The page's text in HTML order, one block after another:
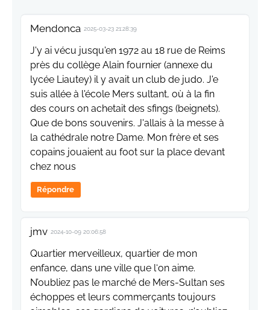
Mendonca 2025-03-23 21:28:39
J'y ai vécu jusqu'en 1972 au 18 rue de Reims
près du collège Alain fournier (annexe du
lycée Liautey) il y avait un club de judo. J'e
suis allée à l'école Mers sultant, où à la fin
des cours on achetait des sfings (beignets).
Que de bons souvenirs. J'allais à la messe à
la cathédrale notre Dame. Mon frère et ses
copains jouaient au foot sur la place devant
chez nous
Répondre
jmv 2024-10-09 20:06:58
Quartier merveilleux, quartier de mon
enfance, dans une ville que l‘on aime.
N’oubliez pas le marché de Mers-Sultan ses
échoppes et leurs commerçants toujours